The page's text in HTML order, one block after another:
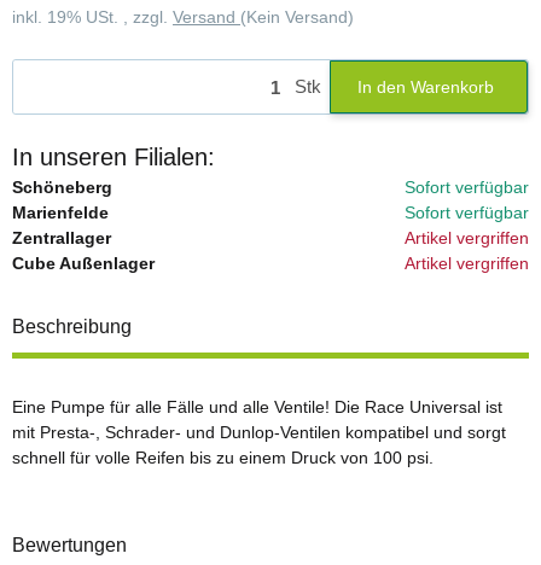
inkl. 19% USt. , zzgl. Versand (Kein Versand)
Stk In den Warenkorb
In unseren Filialen:
Schöneberg
Sofort verfügbar
Marienfelde
Sofort verfügbar
Zentrallager
Artikel vergriffen
Cube Außenlager
Artikel vergriffen
Beschreibung
Eine Pumpe für alle Fälle und alle Ventile! Die Race Universal ist
mit Presta-, Schrader- und Dunlop-Ventilen kompatibel und sorgt
schnell für volle Reifen bis zu einem Druck von 100 psi.
Bewertungen